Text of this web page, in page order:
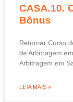
CASA.10.
Bônus
Retornar Curso
de Arbitragem
Arbitragem em
LEIA MAIS »